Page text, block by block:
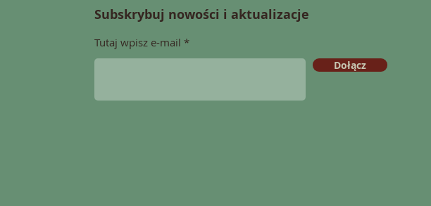
Subskrybuj nowości i aktualizacje
Tutaj wpisz e-mail
Dołącz